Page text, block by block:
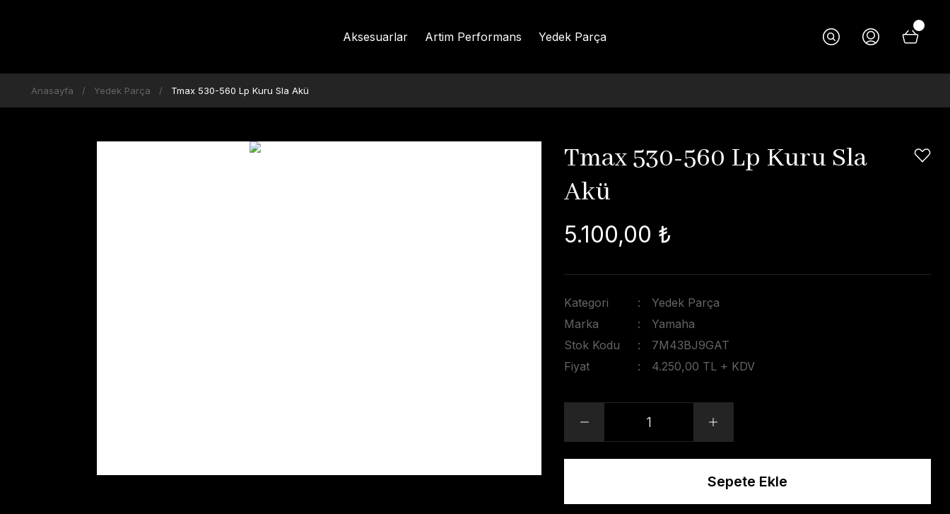
Aksesuarlar Artim Performans Yedek Parça
Anasayfa Yedek Parça Tmax 530-560 Lp Kuru Sla Akü
Tmax 530-560 Lp Kuru Sla
Akü
5.100,00 ₺
Kategori
Yedek Parça
Marka
Yamaha
Stok Kodu
7M43BJ9GAT
Fiyat
4.250,00 TL + KDV
Sepete Ekle